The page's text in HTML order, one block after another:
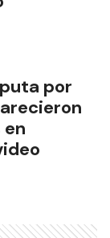
por
en